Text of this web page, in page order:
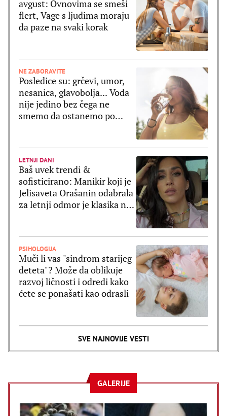
avgust: Ovnovima se smeši
flert, Vage s ljudima moraju
da paze na svaki korak
NE ZABORAVITE
Posledice su: grčevi, umor,
nesanica, glavobolja... Voda
nije jedino bez čega ne
smemo da ostanemo po
LETNJI DANI
Baš uvek trendi &
sofisticirano: Manikir koji je
Jelisaveta Orašanin odabrala
za letnji odmor je klasika na
PSIHOLOGIJA
Muči li vas "sindrom starijeg
deteta"? Može da oblikuje
razvoj ličnosti i odredi kako
ćete se ponašati kao odrasli
SVE NAJNOVIJE VESTI
GALERIJE